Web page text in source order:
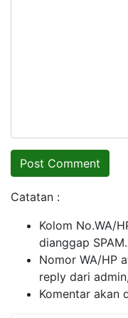
Catatan :
Kolom No.WA/
dianggap SPAM.
Nomor WA/HP
reply dari
Komentar akan